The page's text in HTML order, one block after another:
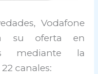
Vodafone
su oferta en
mediante la
canales: